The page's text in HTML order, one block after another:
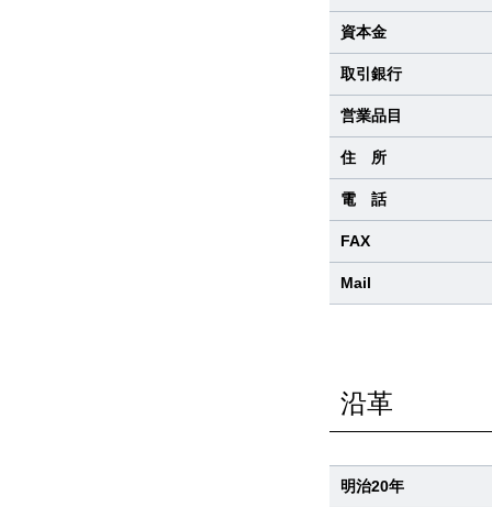
資本金
取引銀行
営業品目
住 所
電 話
FAX
Mail
沿革
明治20年